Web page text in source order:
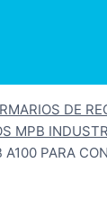
DE
MPB
A100 PARA